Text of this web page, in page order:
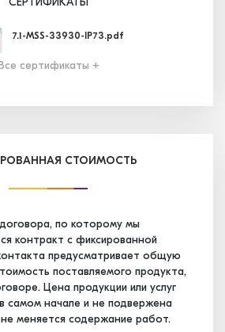
СЕРТИФИКАТЫ
7.1-MSS-33930-IP73.pdf
7.5-MSS-35247-IP03.pdf
сертификаты +
СТОИМОСТЬ
по которому мы
контракт с фиксированной
предусматривает общую
поставляемого продукта,
Цена продукции или услуг
самом начале и не подвержена
меняется содержание работ.